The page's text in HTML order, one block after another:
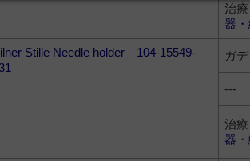
治
器
Stille Needle holder 104-15549-
ガ
---
治
器